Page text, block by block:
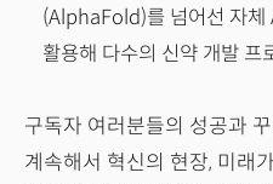
(AlphaFold)를 넘어선 자체
활용해 다수의 신약 개발 프
구독자 여러분들의 성공과
계속해서 혁신의 현장, 미래